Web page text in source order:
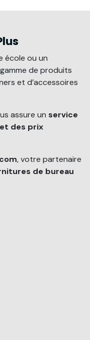
école ou un
de produits
et d’accessoires
assure un service
des prix
, votre partenaire
de bureau